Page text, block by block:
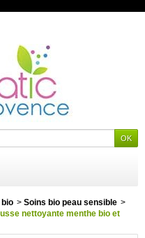
> Soins bio peau sensible >
nettoyante menthe bio et